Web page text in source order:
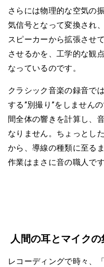
さらには物理的な空気の
気信号となって変換され
スピーカーから拡張させ
させるかを、工学的な観
なっているのです。
クラシック音楽の録音で
する”別撮り”をしません
間全体の響きを計算し、
なりません。ちょっとし
から、導線の種類に至る
作業はまさに音の職人です
人間の耳とマイク
レコーディングで時々、